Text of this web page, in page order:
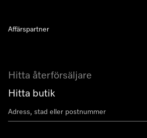
Hitta återförsäljare
Hitta butik
Affärspartner